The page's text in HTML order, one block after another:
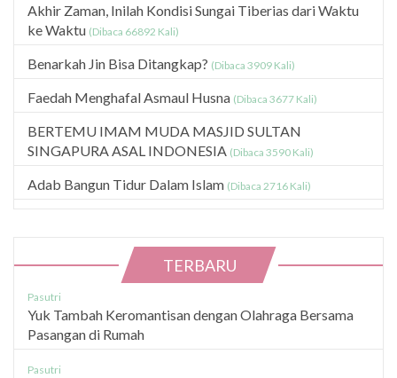
Akhir Zaman, Inilah Kondisi Sungai Tiberias dari Waktu
ke Waktu (Dibaca 66892 Kali)
Benarkah Jin Bisa Ditangkap? (Dibaca 3909 Kali)
Faedah Menghafal Asmaul Husna (Dibaca 3677 Kali)
BERTEMU IMAM MUDA MASJID SULTAN
SINGAPURA ASAL INDONESIA (Dibaca 3590 Kali)
Adab Bangun Tidur Dalam Islam (Dibaca 2716 Kali)
TERBARU
Pasutri
Yuk Tambah Keromantisan dengan Olahraga Bersama
Pasangan di Rumah
Pasutri